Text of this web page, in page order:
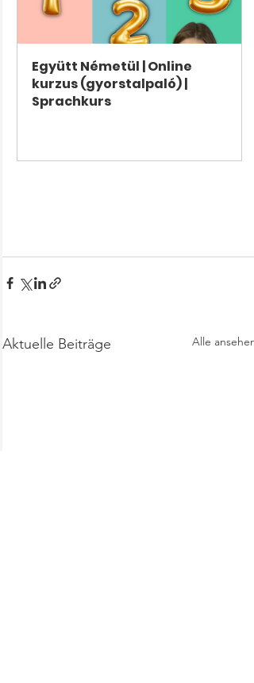
Együtt Németül | Online
kurzus (gyorstalpaló) |
Sprachkurs
Aktuelle Beiträge Alle ansehen